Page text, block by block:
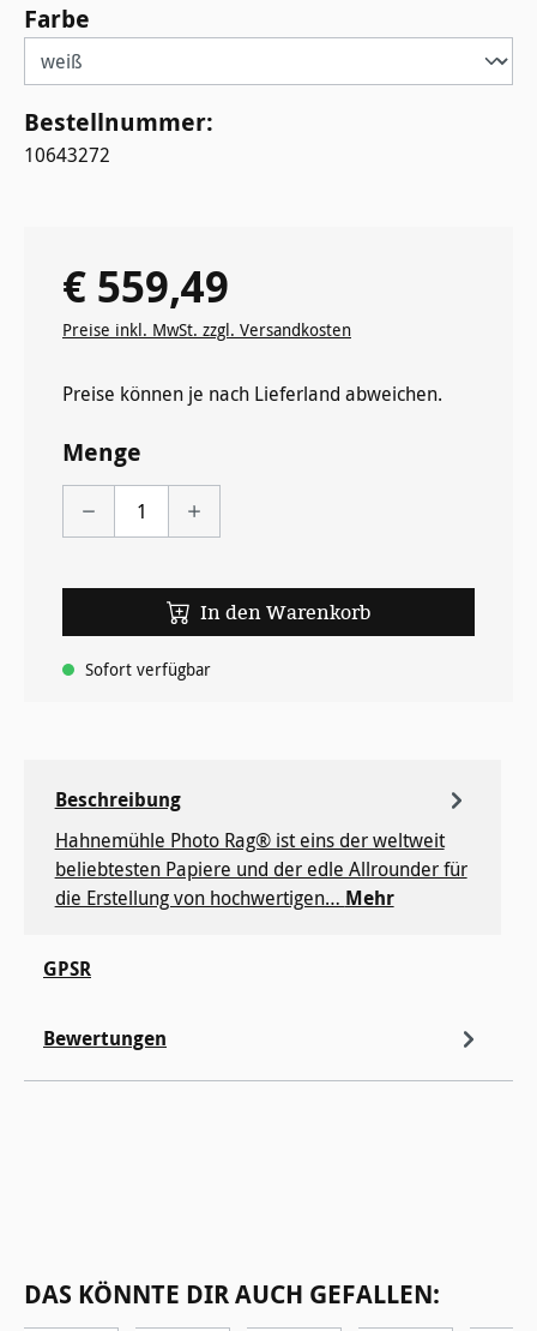
Farbe
Bestellnummer:
10643272
Regulärer Preis:
€ 559,49
Preise inkl. MwSt. zzgl. Versandkosten
Preise können je nach Lieferland abweichen.
Menge
In den Warenkorb
Sofort verfügbar
Beschreibung
Hahnemühle Photo Rag® ist eins der weltweit
beliebtesten Papiere und der edle Allrounder für
die Erstellung von hochwertigen… Mehr
GPSR
Bewertungen
DAS KÖNNTE DIR AUCH GEFALLEN: